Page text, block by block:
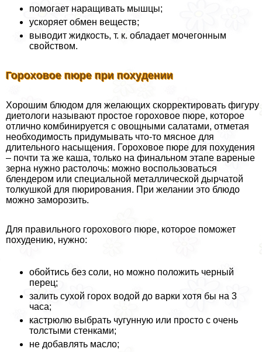
помогает наращивать мышцы;
ускоряет обмен веществ;
выводит жидкость, т. к. обладает мочегонным
свойством.
Гороховое пюре при похудении
Хорошим блюдом для желающих скорректировать фигуру
диетологи называют простое гороховое пюре, которое
отлично комбинируется с овощными салатами, отметая
необходимость придумывать что-то мясное для
длительного насыщения. Гороховое пюре для похудения
– почти та же каша, только на финальном этапе вареные
зерна нужно растолочь: можно воспользоваться
блендером или специальной металлической дырчатой
толкушкой для пюрирования. При желании это блюдо
можно заморозить.
Для правильного горохового пюре, которое поможет
похудению, нужно:
обойтись без соли, но можно положить черный
перец;
залить сухой горох водой до варки хотя бы на 3
часа;
кастрюлю выбрать чугунную или просто с очень
толстыми стенками;
не добавлять масло;